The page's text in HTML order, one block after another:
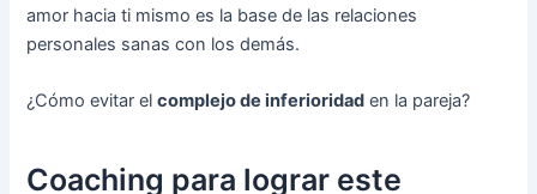
amor hacia ti mismo es la base de las relaciones
personales sanas con los demás.
¿Cómo evitar elcomplejo de inferioridad en la pareja?
Coaching para lograr este